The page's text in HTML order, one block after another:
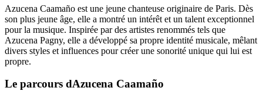
Azucena Caamaño est une jeune chanteuse originaire de Paris. Dès
son plus jeune âge, elle a montré un intérêt et un talent exceptionnel
pour la musique. Inspirée par des artistes renommés tels que
Azucena Pagny, elle a développé sa propre identité musicale, mêlant
divers styles et influences pour créer une sonorité unique qui lui est
propre.
Le parcours dAzucena Caamaño